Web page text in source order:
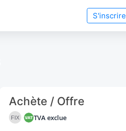
S'inscrire
Achète / Offre
FIX TVA exclue